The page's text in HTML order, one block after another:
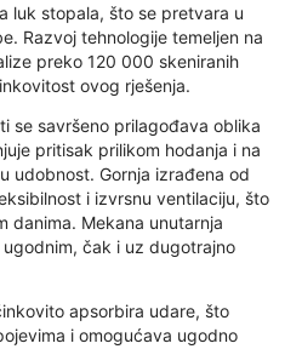
luk stopala, što se pretvara u
Razvoj tehnologije temeljen na
preko 120 000 skeniranih
ovog rješenja.
se savršeno prilagođava oblika
pritisak prilikom hodanja i na
udobnost. Gornja izrađena od
i izvrsnu ventilaciju, što
danima. Mekana unutarnja
čak i uz dugotrajno
apsorbira udare, što
i omogućava ugodno